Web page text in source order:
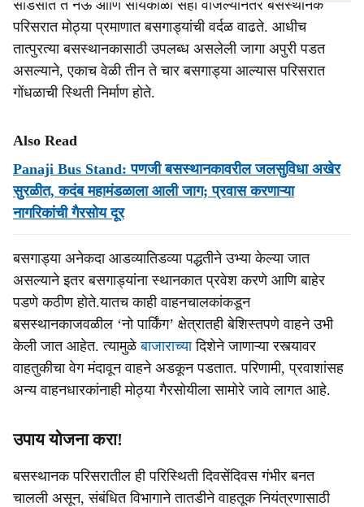
साडेसात ते नऊ आणि सायंकाळी सहा वाजल्यानंतर बसस्थानक
परिसरात मोठ्या प्रमाणात बसगाड्यांची वर्दळ वाढते. आधीच
तात्पुरत्या बसस्थानकासाठी उपलब्ध असलेली जागा अपुरी पडत
असल्याने, एकाच वेळी तीन ते चार बसगाड्या आल्यास परिसरात
गोंधळाची स्थिती निर्माण होते.
Also Read
Panaji Bus Stand: पणजी बसस्थानकावरील जलसुविधा अखेर
सुरळीत, कदंब महामंडळाला आली जाग; प्रवास करणाऱ्या
नागरिकांची गैरसोय दूर
बसगाड्या अनेकदा आडव्यातिडव्या पद्धतीने उभ्या केल्या जात
असल्याने इतर बसगाड्यांना स्थानकात प्रवेश करणे आणि बाहेर
पडणे कठीण होते.यातच काही वाहनचालकांकडून
बसस्थानकाजवळील ‘नो पार्किंग’ क्षेत्रातही बेशिस्तपणे वाहने उभी
केली जात आहेत. त्यामुळेबाजाराच्यादिशेने जाणाऱ्या रस्त्यावर
वाहतुकीचा वेग मंदावून वाहने अडकून पडतात. परिणामी, प्रवाशांसह
अन्य वाहनधारकांनाही मोठ्या गैरसोयीला सामोरे जावे लागत आहे.
उपाय योजना करा!
बसस्थानक परिसरातील ही परिस्थिती दिवसेंदिवस गंभीर बनत
चालली असून, संबंधित विभागाने तातडीने वाहतूक नियंत्रणासाठी